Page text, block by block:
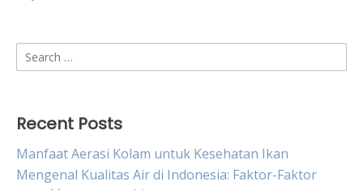
Search
for:
Recent Posts
Manfaat Aerasi Kolam untuk Kesehatan Ikan
Mengenal Kualitas Air di Indonesia: Faktor-Faktor